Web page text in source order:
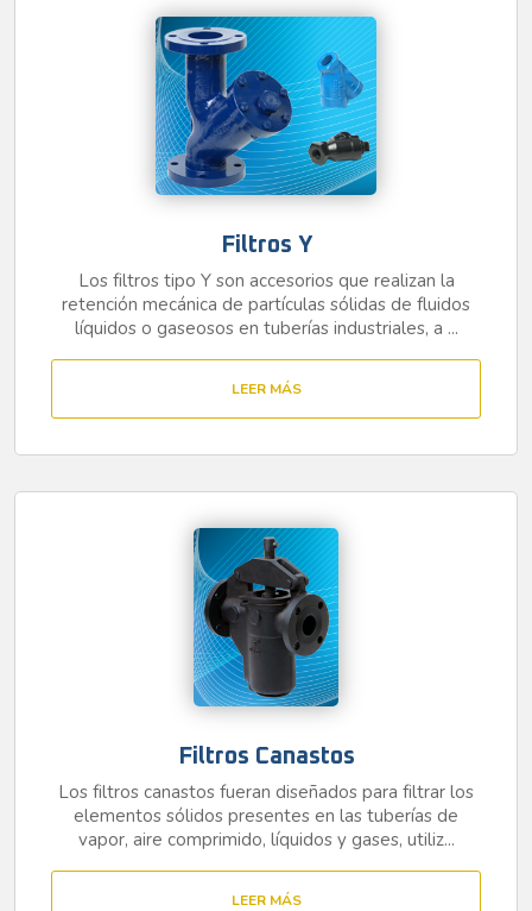
Filtros Y
Los filtros tipo Y son accesorios que realizan la
retención mecánica de partículas sólidas de fluidos
líquidos o gaseosos en tuberías industriales, a ...
LEER MÁS
Filtros Canastos
Los filtros canastos fueran diseñados para filtrar los
elementos sólidos presentes en las tuberías de
vapor, aire comprimido, líquidos y gases, utiliz...
LEER MÁS